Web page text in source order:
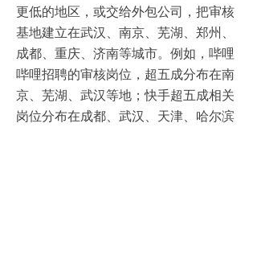
更低的地区，或交给外包公司，把审核
基地建立在武汉、南京、芜湖、郑州、
成都、重庆、济南等城市。例如，哔哩
哔哩招聘的审核岗位，超五成分布在南
京、芜湖、武汉等地；快手超五成相关
岗位分布在成都、武汉、天津、哈尔滨